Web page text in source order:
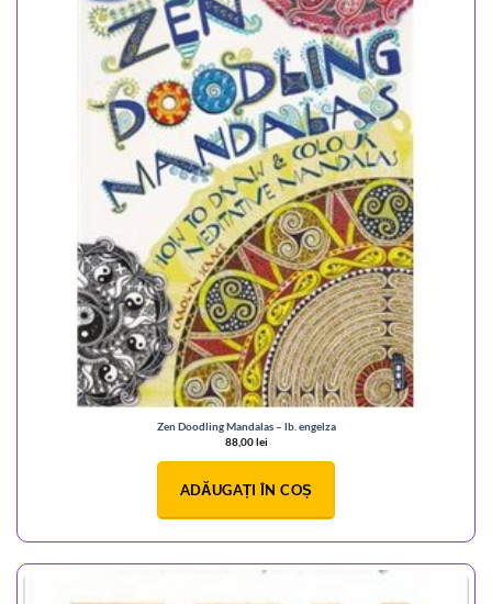
Zen Doodling Mandalas – lb. engelza
88,00lei
ADĂUGAȚI ÎN COȘ